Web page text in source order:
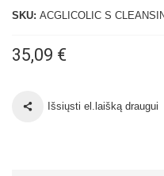
SKU: ACGLICOLIC S
35,09 €
Išsiųsti el.laišką draugui